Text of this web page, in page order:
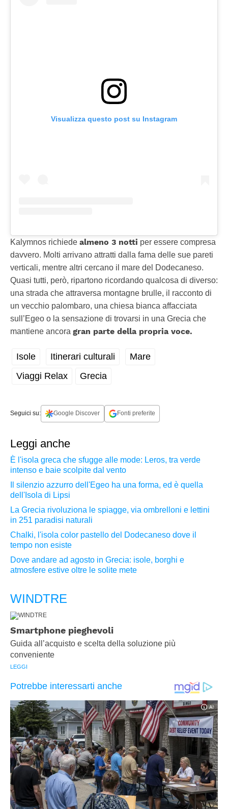
Visualizza questo post su Instagram
Kalymnos richiede almeno 3 notti per essere compresa
davvero. Molti arrivano attratti dalla fama delle sue pareti
verticali, mentre altri cercano il mare del Dodecaneso.
Quasi tutti, però, ripartono ricordando qualcosa di diverso:
una strada che attraversa montagne brulle, il racconto di
un vecchio palombaro, una chiesa bianca affacciata
sull’Egeo o la sensazione di trovarsi in una Grecia che
mantiene ancora gran parte della propria voce.
Isole Itinerari culturali
Mare
Viaggi Relax
Grecia
Seguici su: Google Discover Fonti preferite
Leggi anche
È l'isola greca che sfugge alle mode: Leros, tra verde
intenso e baie scolpite dal vento
Il silenzio azzurro dell'Egeo ha una forma, ed è quella
dell'Isola di Lipsi
La Grecia rivoluziona le spiagge, via ombrelloni e lettini
in 251 paradisi naturali
Chalki, l'isola color pastello del Dodecaneso dove il
tempo non esiste
Dove andare ad agosto in Grecia: isole, borghi e
atmosfere estive oltre le solite mete
WINDTRE
Smartphone pieghevoli
Guida all’acquisto e scelta della soluzione più
conveniente
LEGGI